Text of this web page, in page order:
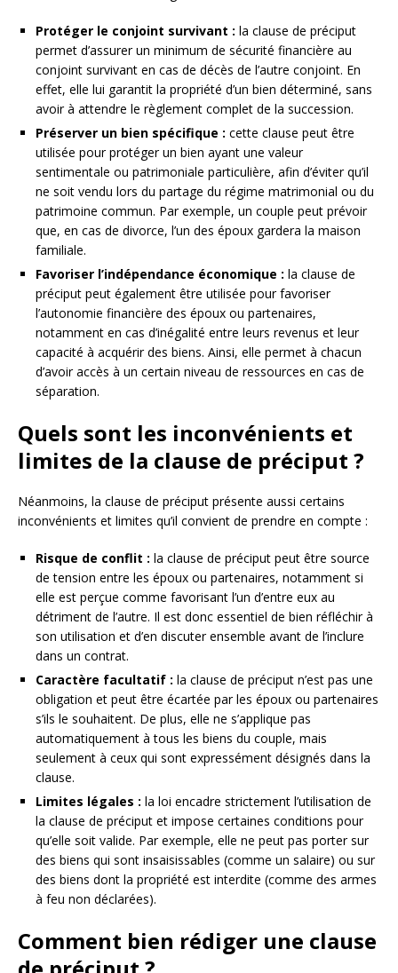
Protéger le conjoint survivant : la clause de préciput
permet d’assurer un minimum de sécurité financière au
conjoint survivant en cas de décès de l’autre conjoint. En
effet, elle lui garantit la propriété d’un bien déterminé, sans
avoir à attendre le règlement complet de la succession.
Préserver un bien spécifique : cette clause peut être
utilisée pour protéger un bien ayant une valeur
sentimentale ou patrimoniale particulière, afin d’éviter qu’il
ne soit vendu lors du partage du régime matrimonial ou du
patrimoine commun. Par exemple, un couple peut prévoir
que, en cas de divorce, l’un des époux gardera la maison
familiale.
Favoriser l’indépendance économique : la clause de
préciput peut également être utilisée pour favoriser
l’autonomie financière des époux ou partenaires,
notamment en cas d’inégalité entre leurs revenus et leur
capacité à acquérir des biens. Ainsi, elle permet à chacun
d’avoir accès à un certain niveau de ressources en cas de
séparation.
Quels sont les inconvénients et
limites de la clause de préciput ?
Néanmoins, la clause de préciput présente aussi certains
inconvénients et limites qu’il convient de prendre en compte :
Risque de conflit : la clause de préciput peut être source
de tension entre les époux ou partenaires, notamment si
elle est perçue comme favorisant l’un d’entre eux au
détriment de l’autre. Il est donc essentiel de bien réfléchir à
son utilisation et d’en discuter ensemble avant de l’inclure
dans un contrat.
Caractère facultatif : la clause de préciput n’est pas une
obligation et peut être écartée par les époux ou partenaires
s’ils le souhaitent. De plus, elle ne s’applique pas
automatiquement à tous les biens du couple, mais
seulement à ceux qui sont expressément désignés dans la
clause.
Limites légales : la loi encadre strictement l’utilisation de
la clause de préciput et impose certaines conditions pour
qu’elle soit valide. Par exemple, elle ne peut pas porter sur
des biens qui sont insaisissables (comme un salaire) ou sur
des biens dont la propriété est interdite (comme des armes
à feu non déclarées).
Comment bien rédiger une clause